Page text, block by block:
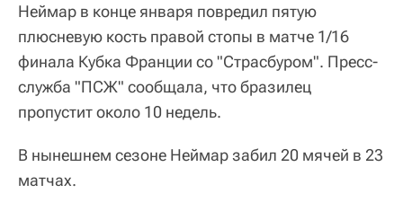
Неймар в конце января повредил пятую
плюсневую кость правой стопы в матче 1/16
финала Кубка Франции со "Страсбуром". Пресс-
служба "ПСЖ" сообщала, что бразилец
пропустит около 10 недель.
В нынешнем сезоне Неймар забил 20 мячей в 23
матчах.